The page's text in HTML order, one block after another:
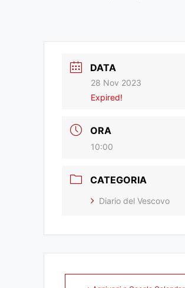
DATA
28 Nov 2023
Expired!
ORA
10:00
CATEGORIA
Diario del Vescovo